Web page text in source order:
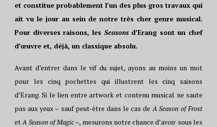
et constitue probablement l’un des plus gros travaux qui
ait vu le jour au sein de notre très cher genre musical.
Pour diverses raisons, les Seasons d’Erang sont un chef
d’œuvre et, déjà, un classique absolu.
Avant d’entrer dans le vif du sujet, ayons au moins un mot
pour les cinq pochettes qui illustrent les cinq saisons
d’Erang. Si le lien entre artwork et contenu musical ne saute
pas aux yeux – sauf peut-être dans le cas deA Season of Frost
etA Season of Magic–, mesurons notre chance d’avoir sous les